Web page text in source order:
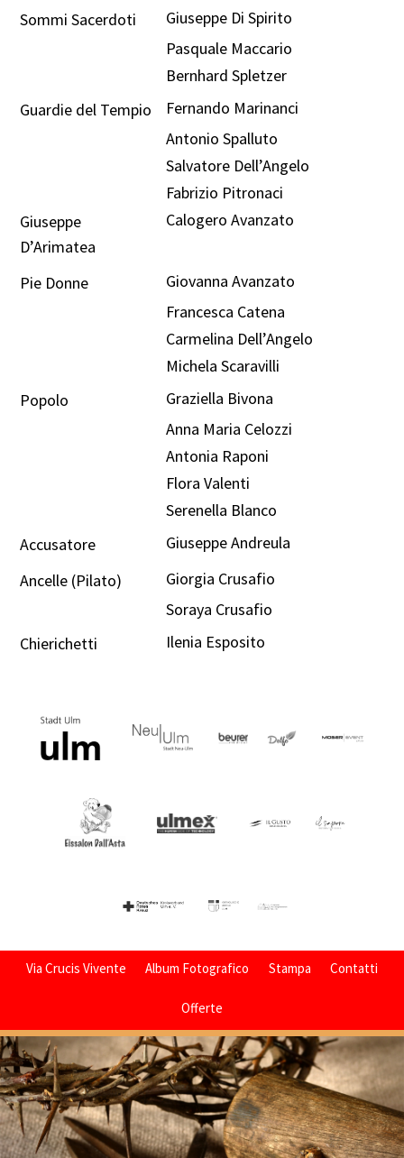
Sommi Sacerdoti
Giuseppe Di Spirito
Pasquale Maccario
Bernhard Spletzer
Guardie del Tempio
Fernando Marinanci
Antonio Spalluto
Salvatore Dell’Angelo
Fabrizio Pitronaci
Giuseppe
D’Arimatea
Calogero Avanzato
Pie Donne
Giovanna Avanzato
Francesca Catena
Carmelina Dell’Angelo
Michela Scaravilli
Popolo
Graziella Bivona
Anna Maria Celozzi
Antonia Raponi
Flora Valenti
Serenella Blanco
Accusatore
Giuseppe Andreula
Ancelle (Pilato)
Giorgia Crusafio
Soraya Crusafio
Chierichetti
Ilenia Esposito
Via Crucis Vivente Album Fotografico Stampa Contatti
Offerte